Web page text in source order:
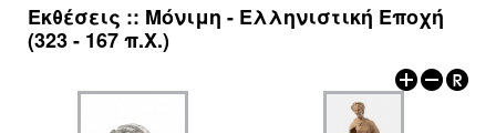
Νέα
ΕΚΔΟΣΕΙΣ
ΑΡΧΑΙΟΛΟΓΙΚΟΙ ΧΩΡΟΙ
Εκθέσεις :: Μόνιμη - Ελληνιστική Εποχή
(323 - 167 π.Χ.)